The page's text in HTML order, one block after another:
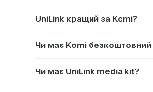
UniLink кращий за Komi?
Чи має Komi безкоштовний
Чи має UniLink media kit?